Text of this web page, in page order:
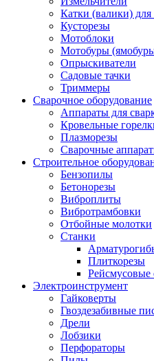
Катки (валики) для
Кусторезы
Мотоблоки
Мотобуры
Опрыскиватели
Садовые тачки
Триммеры
Сварочное оборудование
Аппараты для
Кровельные
Плазморезы
Сварочные
Строительное
Бензопилы
Бетонорезы
Виброплиты
Вибротрамбовки
Отбойные молотки
Станки
Плиткорезы
Рейсмусовые
Электроинструмент
Гайковерты
Гвоздезабивные
Дрели
Лобзики
Перфораторы